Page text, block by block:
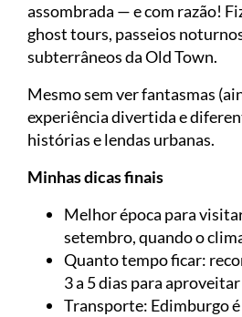
assombrada — e com razão!
ghost tours, passeios
subterrâneos da Old Town.
Mesmo sem ver fantasmas
experiência divertida e
histórias e lendas urbanas.
Minhas dicas finais
Melhor época para
setembro, quando o
Quanto tempo ficar:
3 a 5 dias para
Transporte: Edimburgo